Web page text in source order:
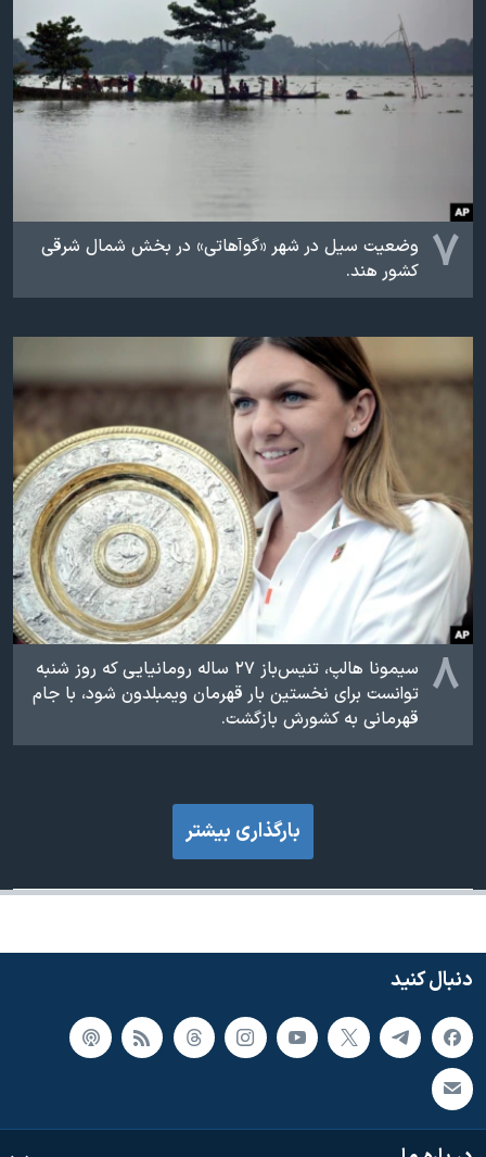
۷ وضعیت سیل در شهر «گوآهاتی» در بخش شمال شرقی
کشور هند.
۸
سیمونا هالپ، تنیس‌باز ۲۷ ساله رومانیایی که روز شنبه
توانست برای نخستین بار قهرمان ویمبلدون شود، با جام
قهرمانی به کشورش بازگشت.
بارگذاری بیشتر
دنبال کنید